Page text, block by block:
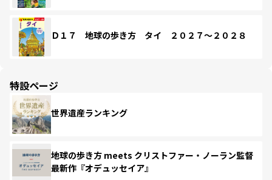
Ｄ１７ 地球の歩き方 タイ ２０２７～２０２８
特設ページ
世界遺産ランキング
地球の歩き方 meets クリストファー・ノーラン監督
最新作『オデュッセイア』